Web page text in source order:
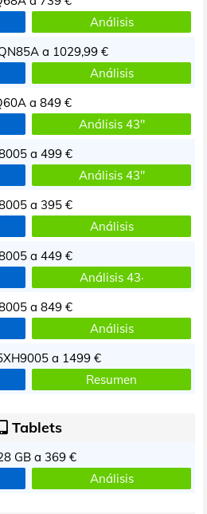
Análisis
a 1029,99 €
Análisis
a 849 €
Análisis 43"
a 499 €
Análisis 43"
a 395 €
Análisis
a 449 €
Análisis 43·
a 849 €
Análisis
a 1499 €
Resumen
Tablets
GB a 369 €
Análisis